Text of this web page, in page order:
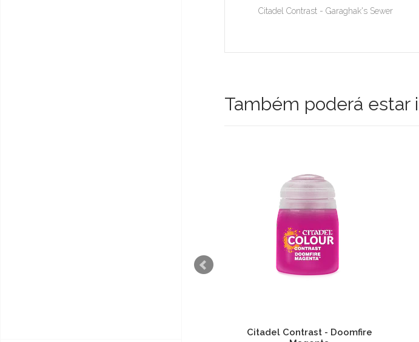
Citadel Contrast - Garaghak's Sewer
Também poderá estar
Citadel Contrast - Doomfire